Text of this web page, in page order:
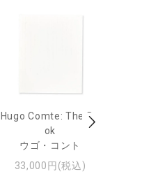
Hugo Comte: The Bo
ok
ウゴ・コント
33,000円(税込)